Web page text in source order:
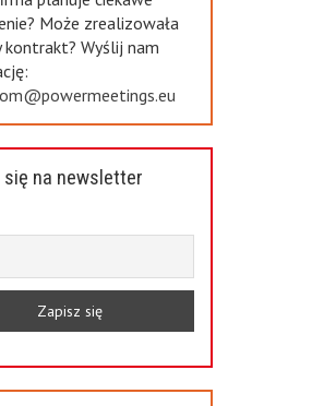
Może zrealizowała
kontrakt? Wyślij nam
się na newsletter